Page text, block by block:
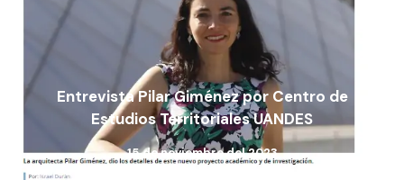
Entrevista Pilar Giménez por Centro de
Estudios Territoriales UANDES
15 de noviembre del 2023